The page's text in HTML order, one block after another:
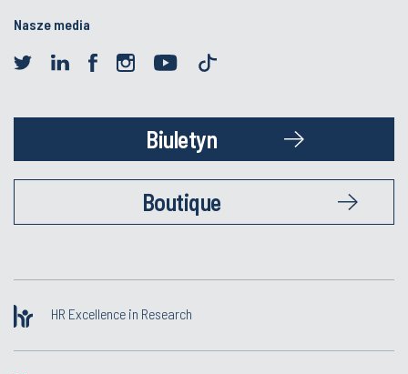
Nasze media
Biuletyn
Boutique
HR Excellence in Research